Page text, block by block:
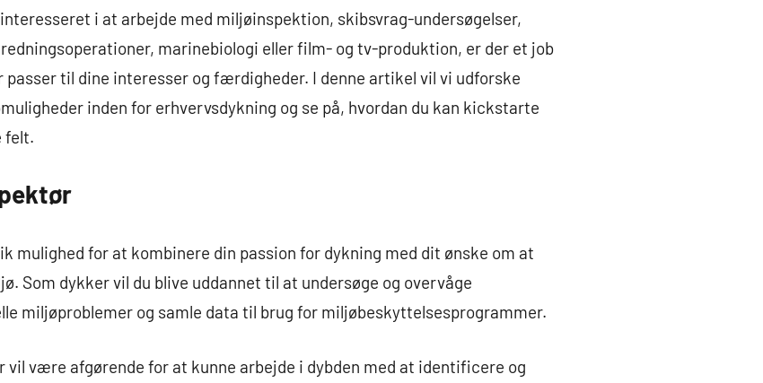
i at arbejde med miljøinspektion, skibsvrag-undersøgelser,
marinebiologi eller film- og tv-produktion, er der et job
passer til dine interesser og færdigheder. I denne artikel vil vi udforske
inden for erhvervsdykning og se på, hvordan du kan kickstarte
felt.
mulighed for at kombinere din passion for dykning med dit ønske om at
Som dykker vil du blive uddannet til at undersøge og overvåge
miljøproblemer og samle data til brug for miljøbeskyttelsesprogrammer.
vil være afgørende for at kunne arbejde i dybden med at identificere og